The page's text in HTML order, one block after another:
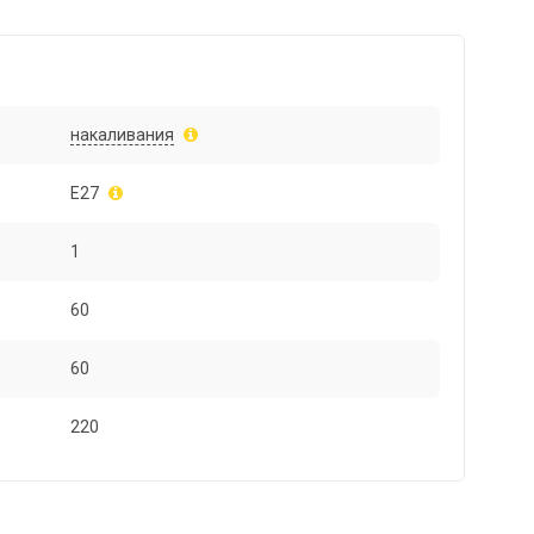
накаливания
E27
1
60
60
220